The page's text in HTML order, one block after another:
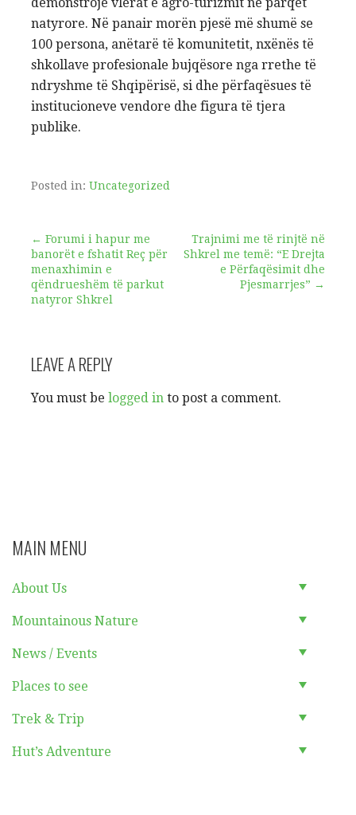
natyrore. Në panair morën pjesë më shumë se
100 persona, anëtarë të komunitetit, nxënës të
shkollave profesionale bujqësore nga rrethe të
ndryshme të Shqipërisë, si dhe përfaqësues të
institucioneve vendore dhe figura të tjera
publike.
Posted in: Uncategorized
Post
navigation
← Forumi i hapur me
banorët e fshatit Reç për
menaxhimin e
qëndrueshëm të parkut
natyror Shkrel
Trajnimi me të rinjtë në
Shkrel me temë: “E Drejta
e Përfaqësimit dhe
Pjesmarrjes” →
LEAVE A REPLY
You must be logged in to post a comment.
MAIN MENU
About Us
Mountainous Nature
News / Events
Places to see
Trek & Trip
Hut’s Adventure